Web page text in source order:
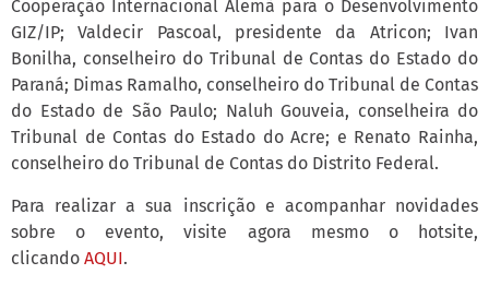
Cooperação Internacional Alemã para o Desenvolvimento
GIZ/IP; Valdecir Pascoal, presidente da Atricon; Ivan
Bonilha, conselheiro do Tribunal de Contas do Estado do
Paraná; Dimas Ramalho, conselheiro do Tribunal de Contas
do Estado de São Paulo; Naluh Gouveia, conselheira do
Tribunal de Contas do Estado do Acre; e Renato Rainha,
conselheiro do Tribunal de Contas do Distrito Federal.
Para realizar a sua inscrição e acompanhar novidades
sobre o evento, visite agora mesmo o hotsite,
clicando AQUI.